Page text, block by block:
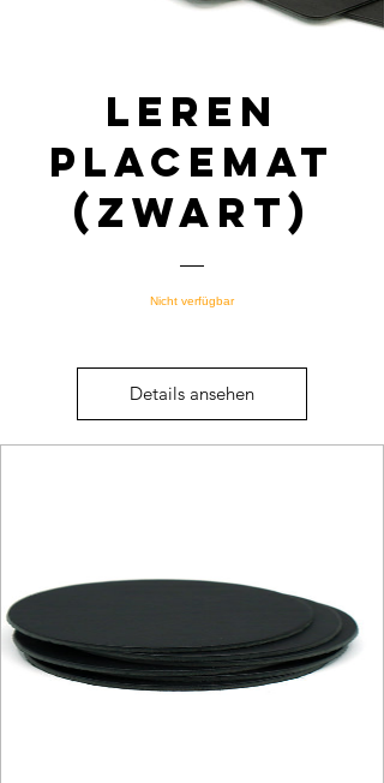
Leren
Placemat
(zwart)
Nicht verfügbar
Details ansehen